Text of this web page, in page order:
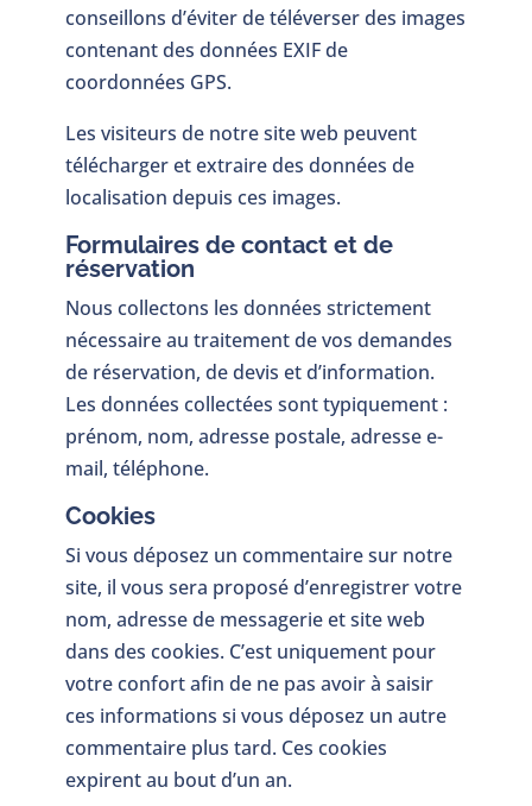
conseillons d’éviter de téléverser des images
contenant des données EXIF de
coordonnées GPS.
Les visiteurs de notre site web peuvent
télécharger et extraire des données de
localisation depuis ces images.
Formulaires de contact et de
réservation
Nous collectons les données strictement
nécessaire au traitement de vos demandes
de réservation, de devis et d’information.
Les données collectées sont typiquement :
prénom, nom, adresse postale, adresse e-
mail, téléphone.
Cookies
Si vous déposez un commentaire sur notre
site, il vous sera proposé d’enregistrer votre
nom, adresse de messagerie et site web
dans des cookies. C’est uniquement pour
votre confort afin de ne pas avoir à saisir
ces informations si vous déposez un autre
commentaire plus tard. Ces cookies
expirent au bout d’un an.